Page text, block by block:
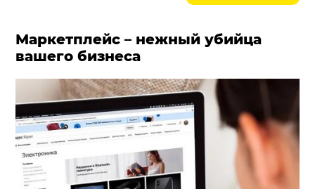
Маркетплейс – нежный убийца
вашего бизнеса